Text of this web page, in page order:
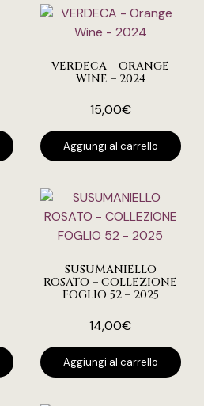
VERDECA – ORANGE
WINE – 2024
15,00€
Aggiungi al carrello
SUSUMANIELLO
ROSATO – COLLEZIONE
FOGLIO 52 – 2025
14,00€
Aggiungi al carrello